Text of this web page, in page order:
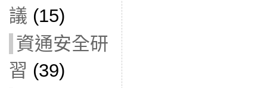
議 (15)
資通安全研
習 (39)